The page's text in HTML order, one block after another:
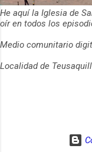
He aquí la Iglesia de
oír en todos los
Medio comunitario
Localidad de